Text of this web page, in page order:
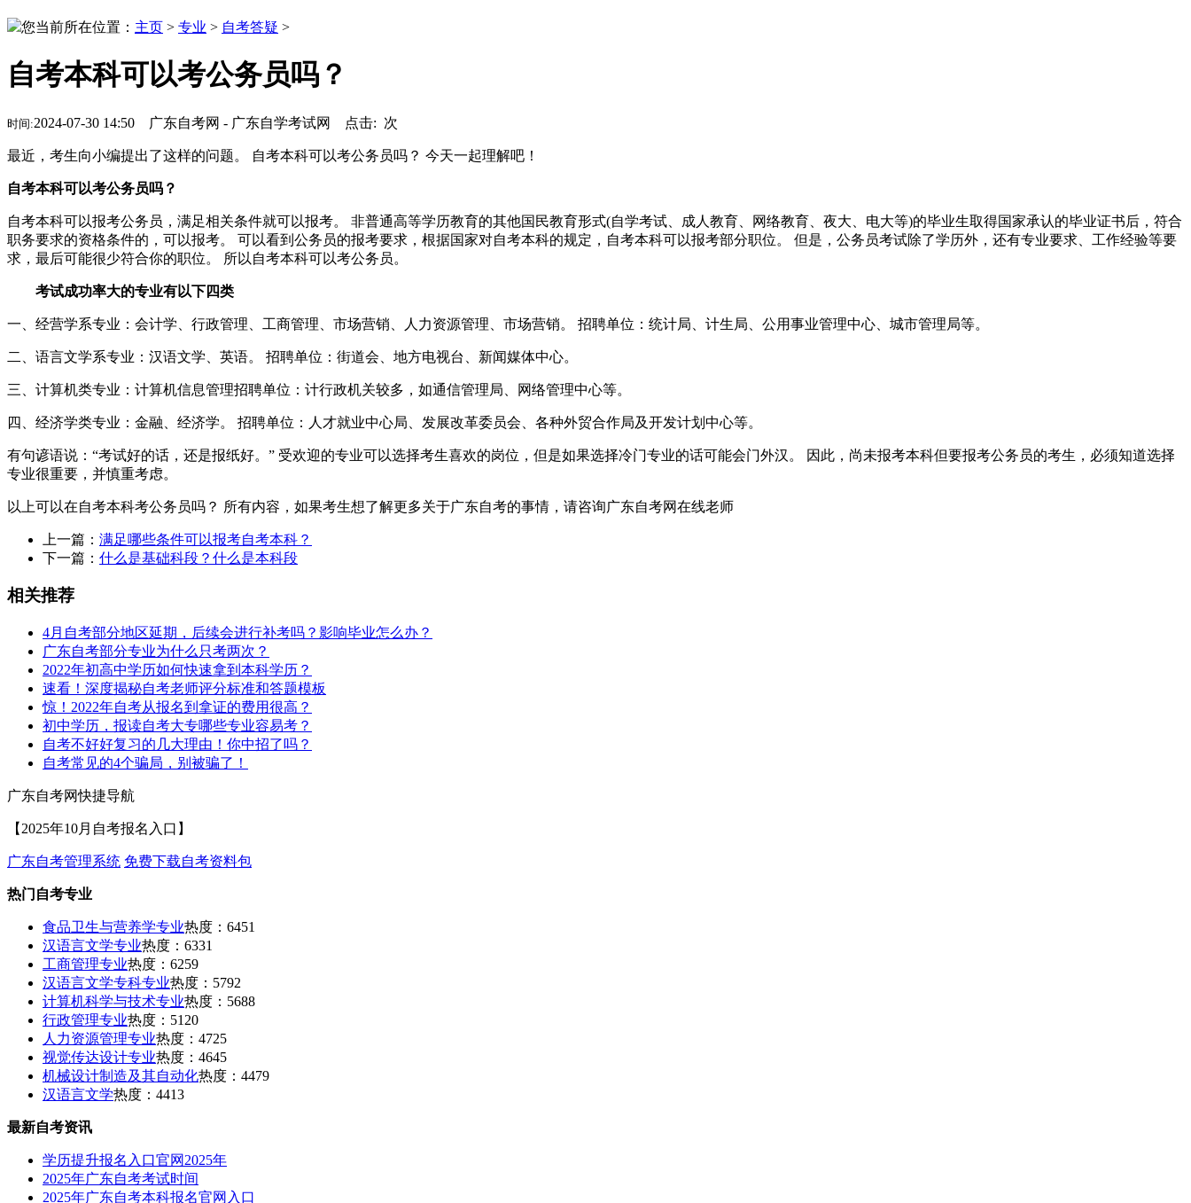
您当前所在位置： 主页 > 专业 > 自考答疑 >
自考本科可以考公务员吗？
时间:2024-07-30 14:50 广东自考网 - 广东自学考试网 点击: 次
最近，考生向小编提出了这样的问题。 自考本科可以考公务员吗？ 今天一起理解吧！
自考本科可以考公务员吗？
自考本科可以报考公务员，满足相关条件就可以报考。 非普通高等学历教育的其他国民教育形式(自学考试、成人教育、网络教育、夜大、电大等)的毕业生取得国家承认的毕业证书后，符合
职务要求的资格条件的，可以报考。 可以看到公务员的报考要求，根据国家对自考本科的规定，自考本科可以报考部分职位。 但是，公务员考试除了学历外，还有专业要求、工作经验等要
求，最后可能很少符合你的职位。 所以自考本科可以考公务员。
考试成功率大的专业有以下四类
一、经营学系专业：会计学、行政管理、工商管理、市场营销、人力资源管理、市场营销。 招聘单位：统计局、计生局、公用事业管理中心、城市管理局等。
二、语言文学系专业：汉语文学、英语。 招聘单位：街道会、地方电视台、新闻媒体中心。
三、计算机类专业：计算机信息管理招聘单位：计行政机关较多，如通信管理局、网络管理中心等。
四、经济学类专业：金融、经济学。 招聘单位：人才就业中心局、发展改革委员会、各种外贸合作局及开发计划中心等。
有句谚语说：“考试好的话，还是报纸好。” 受欢迎的专业可以选择考生喜欢的岗位，但是如果选择冷门专业的话可能会门外汉。 因此，尚未报考本科但要报考公务员的考生，必须知道选择
专业很重要，并慎重考虑。
以上可以在自考本科考公务员吗？ 所有内容，如果考生想了解更多关于广东自考的事情，请咨询广东自考网在线老师
上一篇： 满足哪些条件可以报考自考本科？
下一篇： 什么是基础科段？什么是本科段
相关推荐
4月自考部分地区延期，后续会进行补考吗？影响毕业怎么办？
广东自考部分专业为什么只考两次？
2022年初高中学历如何快速拿到本科学历？
速看！深度揭秘自考老师评分标准和答题模板
惊！2022年自考从报名到拿证的费用很高？
初中学历，报读自考大专哪些专业容易考？
自考不好好复习的几大理由！你中招了吗？
自考常见的4个骗局，别被骗了！
广东自考网快捷导航
【2025年10月自考报名入口】
广东自考管理系统 免费下载自考资料包
热门自考专业
食品卫生与营养学专业热度：6451
汉语言文学专业热度：6331
工商管理专业热度：6259
汉语言文学专科专业热度：5792
计算机科学与技术专业热度：5688
行政管理专业热度：5120
人力资源管理专业热度：4725
视觉传达设计专业热度：4645
机械设计制造及其自动化热度：4479
汉语言文学热度：4413
最新自考资讯
学历提升报名入口官网2025年
2025年广东自考考试时间
2025年广东自考本科报名官网入口